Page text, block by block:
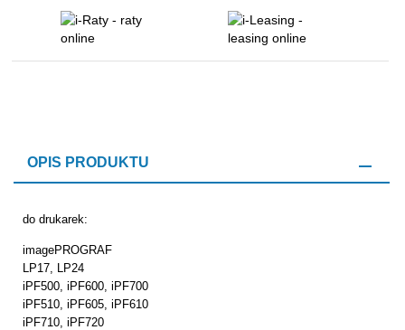
OPIS PRODUKTU
do drukarek:
imagePROGRAF
LP17, LP24
iPF500, iPF600, iPF700
iPF510, iPF605, iPF610
iPF710, iPF720